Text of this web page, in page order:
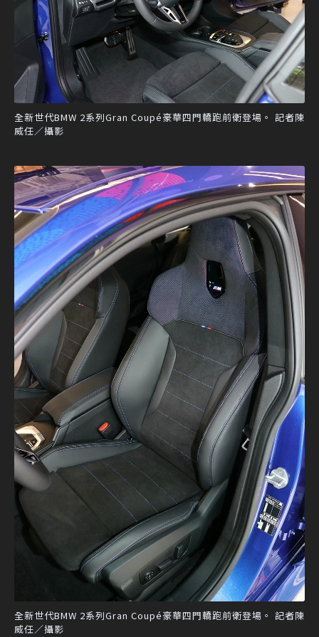
全新世代BMW 2系列Gran Coupé豪華四門轎跑前衛登場。 記者陳
威任／攝影
全新世代BMW 2系列Gran Coupé豪華四門轎跑前衛登場。 記者陳
威任／攝影